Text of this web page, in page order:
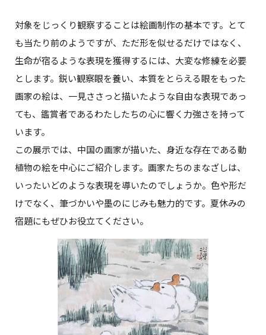
対象をじっくり観察することは絵画制作の基本です。とて
も当たり前のようですが、ただ形を似せるだけではなく、
生命が宿るような表現を獲得するには、大変な修練を必要
とします。鋭い観察眼を養い、本質をとらえる眼をもった
画家の絵は、一見ささっと描いたような自由な表現であっ
ても、鑑賞者であるわたしたちの心に響く力強さを持って
います。
この展示では、中国の画家が描いた、身近な存在である動
植物の絵を中心にご紹介します。画家たちのまなざしは、
いったいどのような表現を導いたのでしょうか。色や形だ
けでなく、筆づかいや墨のにじみも魅力的です。夏休みの
宿題にもぜひお役立てください。